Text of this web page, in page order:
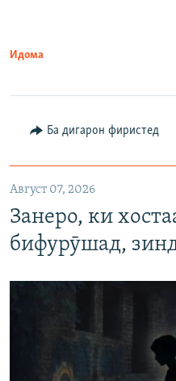
Идома
Ба дигарон фиристед
Август 07, 2026
Занеро, ки
бифурӯшад,